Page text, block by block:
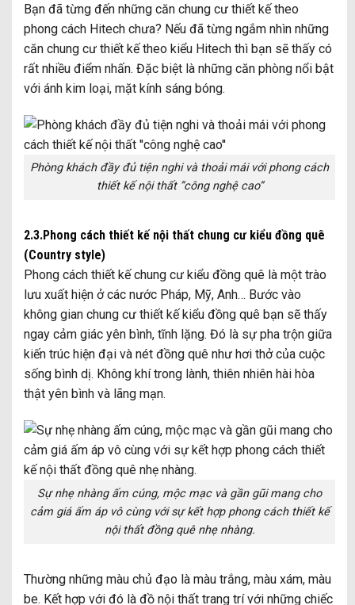
Bạn đã từng đến những căn chung cư thiết kế theo
phong cách Hitech chưa? Nếu đã từng ngắm nhìn những
căn chung cư thiết kế theo kiểu Hitech thì bạn sẽ thấy có
rất nhiều điểm nhấn. Đặc biệt là những căn phòng nổi bật
với ánh kim loại, mặt kính sáng bóng.
Phòng khách đầy đủ tiện nghi và thoải mái với phong cách
thiết kế nội thất ”công nghệ cao”
2.3.Phong cách thiết kế nội thất chung cư kiểu đồng quê
(Country style)
Phong cách thiết kế chung cư kiểu đồng quê là một trào
lưu xuất hiện ở các nước Pháp, Mỹ, Anh… Bước vào
không gian chung cư thiết kế kiểu đồng quê bạn sẽ thấy
ngay cảm giác yên bình, tĩnh lặng. Đó là sự pha trộn giữa
kiến trúc hiện đại và nét đồng quê như hơi thở của cuộc
sống bình dị. Không khí trong lành, thiên nhiên hài hòa
thật yên bình và lãng mạn.
Sự nhẹ nhàng ấm cúng, mộc mạc và gần gũi mang cho
cảm giá ấm áp vô cùng với sự kết hợp phong cách thiết kế
nội thất đồng quê nhẹ nhàng.
Thường những màu chủ đạo là màu trắng, màu xám, màu
be. Kết hợp với đó là đồ nội thất trang trí với những chiếc